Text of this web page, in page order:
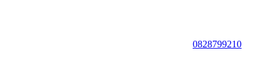
0828799210